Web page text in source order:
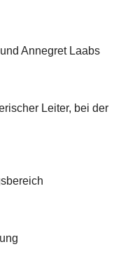
Annegret Laabs
Leiter, bei der